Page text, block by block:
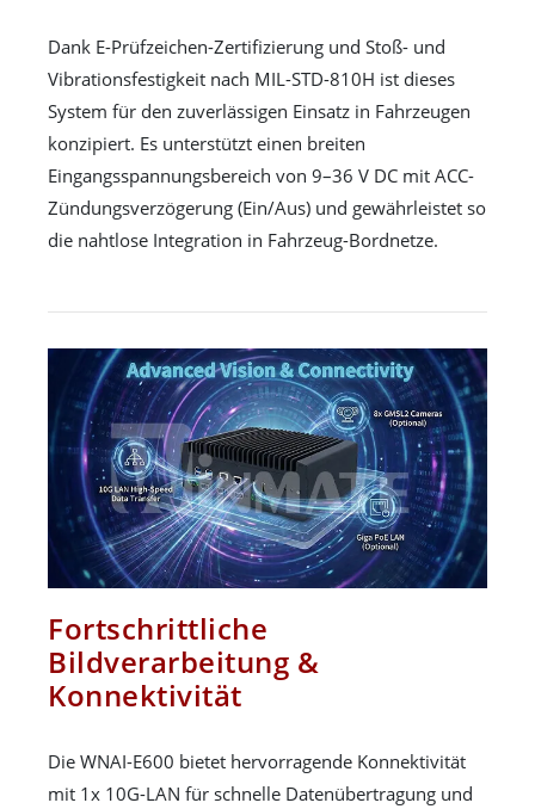
Dank E-Prüfzeichen-Zertifizierung und Stoß- und
Vibrationsfestigkeit nach MIL-STD-810H ist dieses
System für den zuverlässigen Einsatz in Fahrzeugen
konzipiert. Es unterstützt einen breiten
Eingangsspannungsbereich von 9–36 V DC mit ACC-
Zündungsverzögerung (Ein/Aus) und gewährleistet so
die nahtlose Integration in Fahrzeug-Bordnetze.
Fortschrittliche
Bildverarbeitung &
Konnektivität
Die WNAI-E600 bietet hervorragende Konnektivität
mit 1x 10G-LAN für schnelle Datenübertragung und